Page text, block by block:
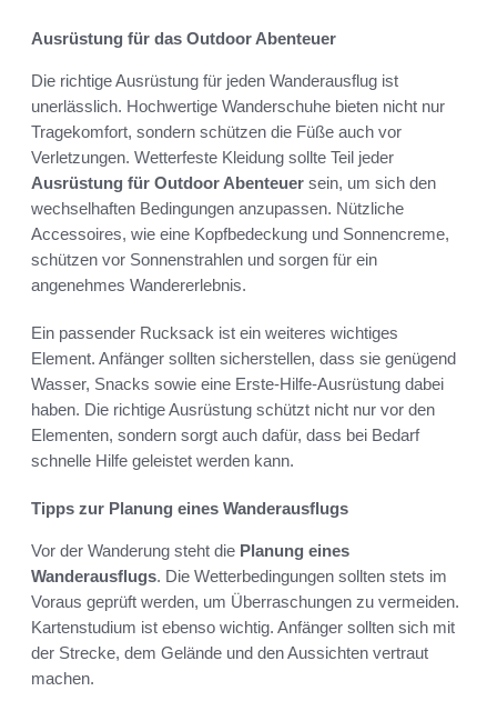
Ausrüstung für das Outdoor Abenteuer
Die richtige Ausrüstung für jeden Wanderausflug ist
unerlässlich. Hochwertige Wanderschuhe bieten nicht nur
Tragekomfort, sondern schützen die Füße auch vor
Verletzungen. Wetterfeste Kleidung sollte Teil jeder
Ausrüstung für Outdoor Abenteuer sein, um sich den
wechselhaften Bedingungen anzupassen. Nützliche
Accessoires, wie eine Kopfbedeckung und Sonnencreme,
schützen vor Sonnenstrahlen und sorgen für ein
angenehmes Wandererlebnis.
Ein passender Rucksack ist ein weiteres wichtiges
Element. Anfänger sollten sicherstellen, dass sie genügend
Wasser, Snacks sowie eine Erste-Hilfe-Ausrüstung dabei
haben. Die richtige Ausrüstung schützt nicht nur vor den
Elementen, sondern sorgt auch dafür, dass bei Bedarf
schnelle Hilfe geleistet werden kann.
Tipps zur Planung eines Wanderausflugs
Vor der Wanderung steht die Planung eines
Wanderausflugs. Die Wetterbedingungen sollten stets im
Voraus geprüft werden, um Überraschungen zu vermeiden.
Kartenstudium ist ebenso wichtig. Anfänger sollten sich mit
der Strecke, dem Gelände und den Aussichten vertraut
machen.